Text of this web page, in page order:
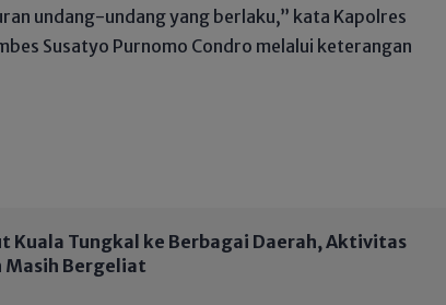
undang-undang yang berlaku,” kata Kapolres
Susatyo Purnomo Condro melalui keterangan
Kuala Tungkal ke Berbagai Daerah, Aktivitas
Masih Bergeliat